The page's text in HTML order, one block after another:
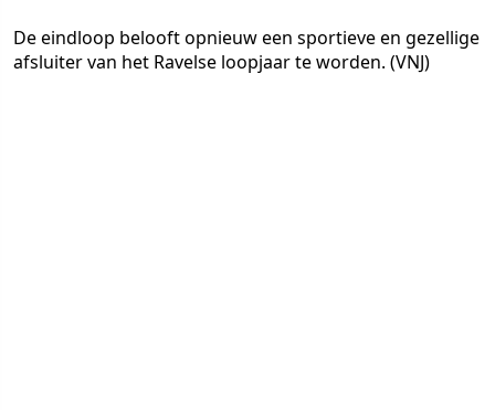
De eindloop belooft opnieuw een sportieve en gezellige
afsluiter van het Ravelse loopjaar te worden. (VNJ)